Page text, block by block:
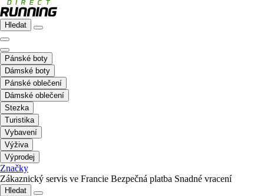
Hledat
Pánské boty
Dámské boty
Pánské oblečení
Dámské oblečení
Stezka
Turistika
Vybavení
Výživa
Výprodej
Značky
Zákaznický servis ve Francie Bezpečná platba Snadné vracení
Hledat